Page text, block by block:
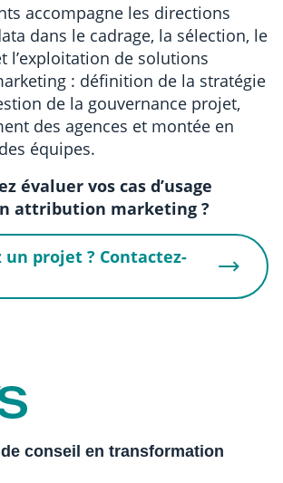
accompagne les directions
dans le cadrage, la sélection, le
l’exploitation de solutions
: définition de la stratégie
de la gouvernance projet,
des agences et montée en
équipes.
évaluer vos cas d’usage
attribution marketing ?
un projet ? Contactez-
conseil en transformation